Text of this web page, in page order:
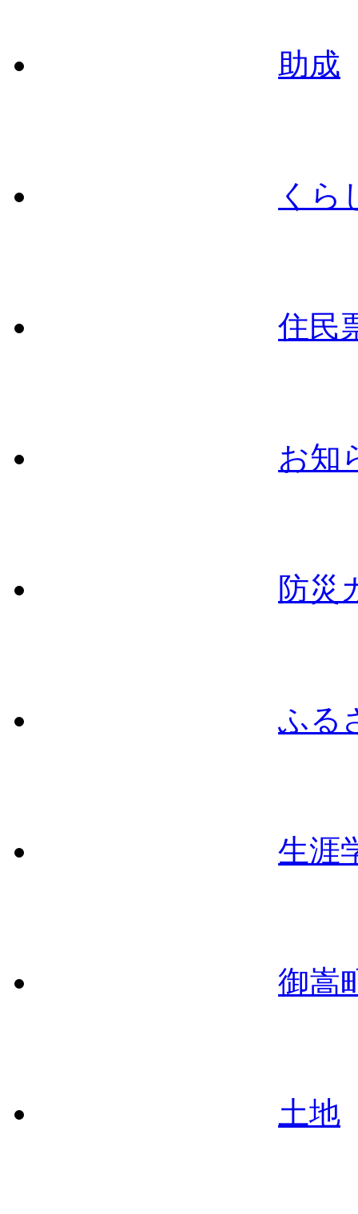
助成
くら
住民
お知
防災
ふる
生涯
御嵩
土地